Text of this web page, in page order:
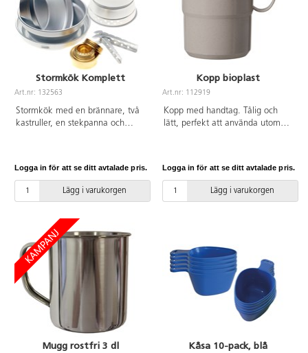
Stormkök Komplett
Art.nr: 132563
Stormkök med en brännare, två
kastruller, en stekpanna och
väder. Packas till en kompakt
enhet som tar minimal plats.
Logga in för att se ditt avtalade pris.
Lägg i varukorgen
Kopp bioplast
Art.nr: 112919
Kopp med handtag. Tålig och
lätt, perfekt att använda utomhus
sockerrör. Livsmedelsgodkänd.
Vassa föremål kan orsaka repor i
koppen, viss mat kan missfärga
Logga in för att se ditt avtalade pris.
Lägg i varukorgen
Mugg rostfri 3 dl Kåsa 10-pack, blå